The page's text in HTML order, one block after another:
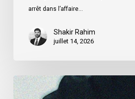
arrêt dans l’affaire…
Shakir Rahim
juillet 14, 2026
L’ACLC
témoigne